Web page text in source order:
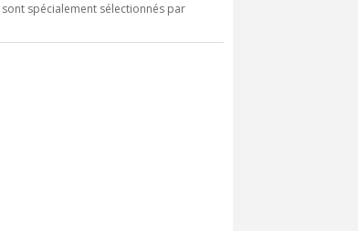
spécialement sélectionnés par